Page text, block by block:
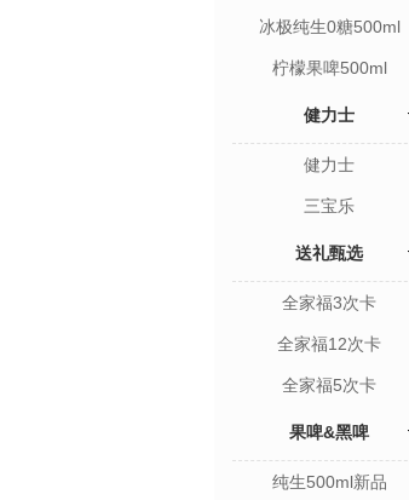
冰极纯生0糖500ml
柠檬果啤500ml
健力士
健力士
三宝乐
送礼甄选
全家福3次卡
全家福12次卡
全家福5次卡
果啤&黑啤
纯生500ml新品